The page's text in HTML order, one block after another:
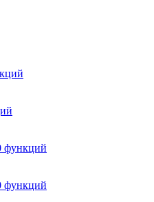
функций
функций